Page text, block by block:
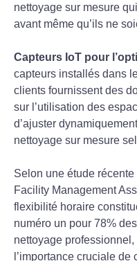
nettoyage sur mesure
avant même qu’ils ne
Capteurs IoT pour
capteurs installés dans
clients fournissent des
sur l’utilisation des
d’ajuster
nettoyage sur mesure
Selon une étude récente
Facility Management
flexibilité horaire
numéro un pour 78%
nettoyage professionnel,
l’importance cruciale